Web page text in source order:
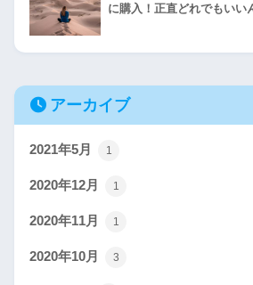
に購入！正直どれでもいい
アーカイブ
2021年5月 1
2020年12月 1
2020年11月 1
2020年10月 3